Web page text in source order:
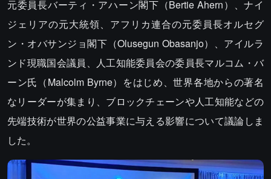
元委員長バーティ・アハーン閣下（Bertie Ahern）、ナイ
ジェリアの元大統領、アフリカ連合の元委員長オルセグ
ン・オバサンジョ閣下（Olusegun Obasanjo）、アイルラ
ンド現職国会議員、人工知能委員会の委員長マルコム・バ
ーン氏（Malcolm Byrne）をはじめ、世界各地からの著名
なリーダーが集まり、ブロックチェーンや人工知能などの
先端技術が世界の公益事業に与える影響について議論しま
した。